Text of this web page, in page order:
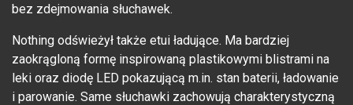
bez zdejmowania słuchawek.
Nothing odświeżył także etui ładujące. Ma bardziej
zaokrągloną formę inspirowaną plastikowymi blistrami na
leki oraz diodę LED pokazującą m.in. stan baterii, ładowanie
i parowanie. Same słuchawki zachowują charakterystyczną